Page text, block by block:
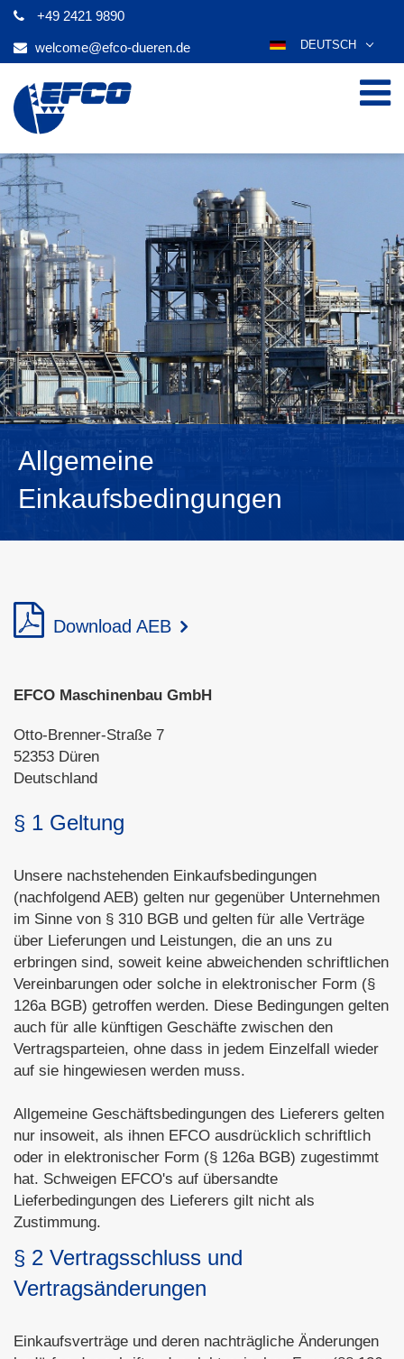
+49 2421 9890
welcome@efco-dueren.de DEUTSCH
FRANÇAIS
عربي
한국어
日本語
ČEŠTINA
PORTUGUÊS
РУССКИЙ
TÜRKÇE
MAGYAR
NEDERLANDS
Allgemeine
Einkaufsbedingungen
Download AEB
EFCO Maschinenbau GmbH
Otto-Brenner-Straße 7
52353 Düren
Deutschland
§ 1 Geltung
Unsere nachstehenden Einkaufsbedingungen
(nachfolgend AEB) gelten nur gegenüber Unternehmen
im Sinne von § 310 BGB und gelten für alle Verträge
über Lieferungen und Leistungen, die an uns zu
erbringen sind, soweit keine abweichenden schriftlichen
Vereinbarungen oder solche in elektronischer Form (§
126a BGB) getroffen werden. Diese Bedingungen gelten
auch für alle künftigen Geschäfte zwischen den
Vertragsparteien, ohne dass in jedem Einzelfall wieder
auf sie hingewiesen werden muss.
Allgemeine Geschäftsbedingungen des Lieferers gelten
nur insoweit, als ihnen EFCO ausdrücklich schriftlich
oder in elektronischer Form (§ 126a BGB) zugestimmt
hat. Schweigen EFCO's auf übersandte
Lieferbedingungen des Lieferers gilt nicht als
Zustimmung.
§ 2 Vertragsschluss und
Vertragsänderungen
Einkaufsverträge und deren nachträgliche Änderungen